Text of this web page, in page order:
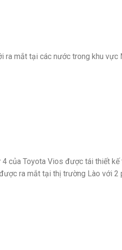
ra mắt tại các nước trong khu vực
4 của Toyota Vios được tái thiết
ra mắt tại thị trường Lào với 2